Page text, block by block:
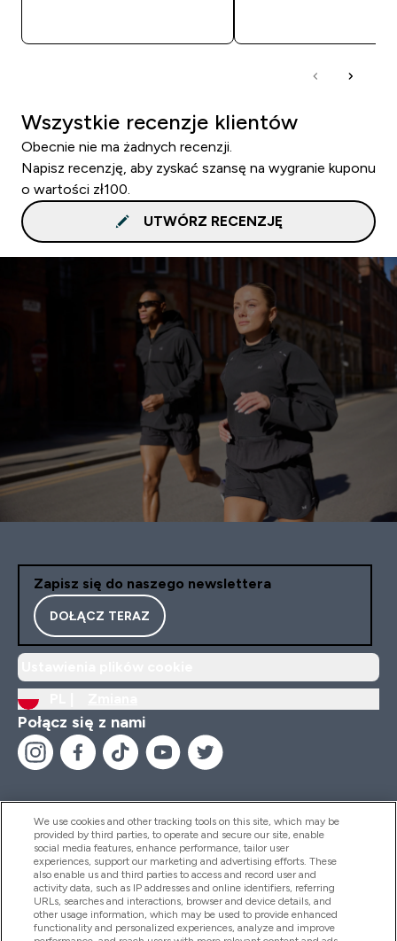
Wszystkie recenzje klientów
Obecnie nie ma żadnych recenzji.
Napisz recenzję, aby zyskać szansę na wygranie kuponu
o wartości zł100.
UTWÓRZ RECENZJĘ
Zapisz się do naszego newslettera
DOŁĄCZ TERAZ
Połącz się z nami
Pomoc I Informacja
Produkty
We use cookies and other tracking tools on this site, which may be
provided by third parties, to operate and secure our site, enable
social media features, enhance performance, tailor user
experiences, support our marketing and advertising efforts. These
also enable us and third parties to access and record user and
activity data, such as IP addresses and online identifiers, referring
URLs, searches and interactions, browser and device details, and
other usage information, which may be used to provide enhanced
functionality and personalized experiences, analyze and improve